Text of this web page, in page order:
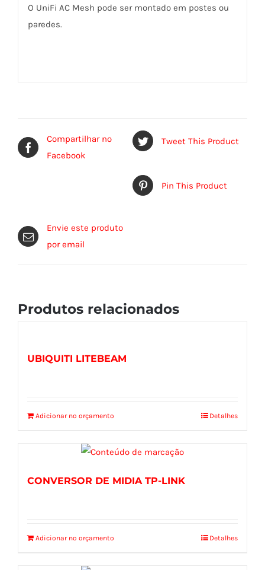
O UniFi AC Mesh pode ser montado em postes ou
paredes.
Compartilhar no
Facebook
Tweet This Product
Pin This Product
Envie este produto
por email
Produtos relacionados
UBIQUITI LITEBEAM
Adicionar no orçamento Detalhes
CONVERSOR DE MIDIA TP-LINK
Adicionar no orçamento Detalhes